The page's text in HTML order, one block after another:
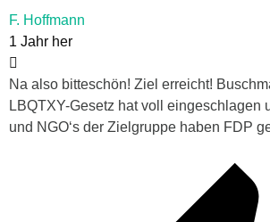
F. Hoffmann
1 Jahr her
Na also bitteschön! Ziel erreicht!
LBQTXY-Gesetz hat voll eingeschlagen
und NGO‘s der Zielgruppe haben FDP